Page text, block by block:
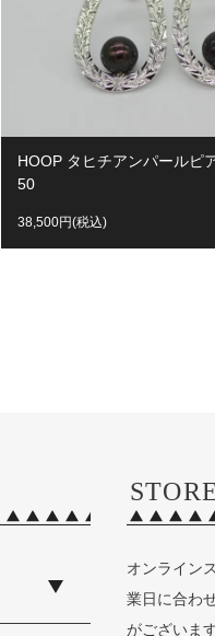
HOOP タヒチアンパールピ
50
38,500円(税込)
オンライン
業日に合わ
がございます